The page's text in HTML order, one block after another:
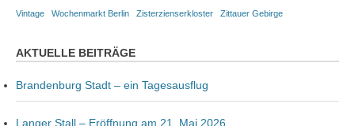
Vintage Wochenmarkt Berlin Zisterzienserkloster Zittauer Gebirge
AKTUELLE BEITRÄGE
Brandenburg Stadt – ein Tagesausflug
Langer Stall – Eröffnung am 21. Mai 2026